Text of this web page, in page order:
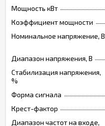
Мощность кВт
Коэффициент мощности
Номинальное напряжение, В
Диапазон напряжения, В
Стабилизация напряжения,
%
Форма сигнала
Крест-фактор
Диапазон частот на входе,